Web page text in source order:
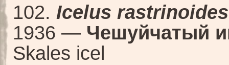
102. Icelus rastrinoides
1936 — Чешуйчатый
Skales icel